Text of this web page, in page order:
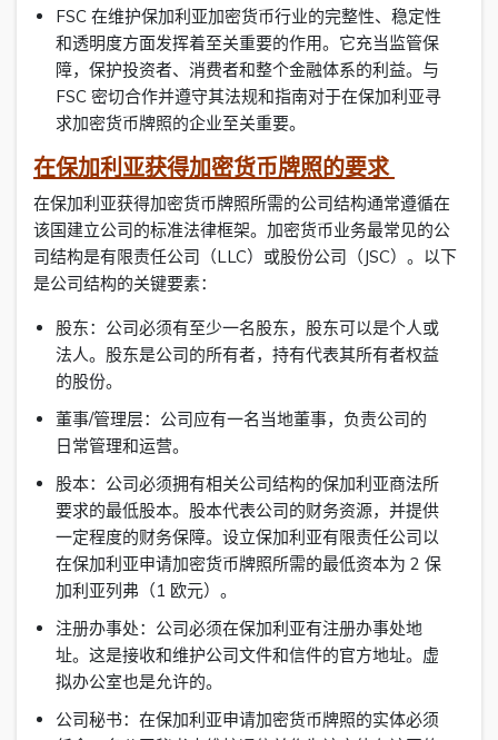
FSC 在维护保加利亚加密货币行业的完整性、稳定性
和透明度方面发挥着至关重要的作用。它充当监管保
障，保护投资者、消费者和整个金融体系的利益。与
FSC 密切合作并遵守其法规和指南对于在保加利亚寻
求加密货币牌照的企业至关重要。
在保加利亚获得加密货币牌照的要求
在保加利亚获得加密货币牌照所需的公司结构通常遵循在
该国建立公司的标准法律框架。加密货币业务最常见的公
司结构是有限责任公司（LLC）或股份公司（JSC）。以下
是公司结构的关键要素：
股东：公司必须有至少一名股东，股东可以是个人或
法人。股东是公司的所有者，持有代表其所有者权益
的股份。
董事/管理层：公司应有一名当地董事，负责公司的
日常管理和运营。
股本：公司必须拥有相关公司结构的保加利亚商法所
要求的最低股本。股本代表公司的财务资源，并提供
一定程度的财务保障。设立保加利亚有限责任公司以
在保加利亚申请加密货币牌照所需的最低资本为 2 保
加利亚列弗（1 欧元）。
注册办事处：公司必须在保加利亚有注册办事处地
址。这是接收和维护公司文件和信件的官方地址。虚
拟办公室也是允许的。
公司秘书：在保加利亚申请加密货币牌照的实体必须